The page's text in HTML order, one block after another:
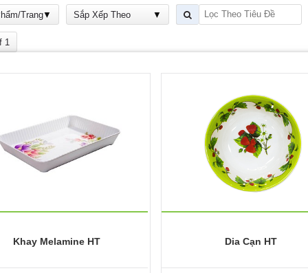
Trang Sắp Xếp Theo
1
Khay Melamine HT Dia Cạn HT